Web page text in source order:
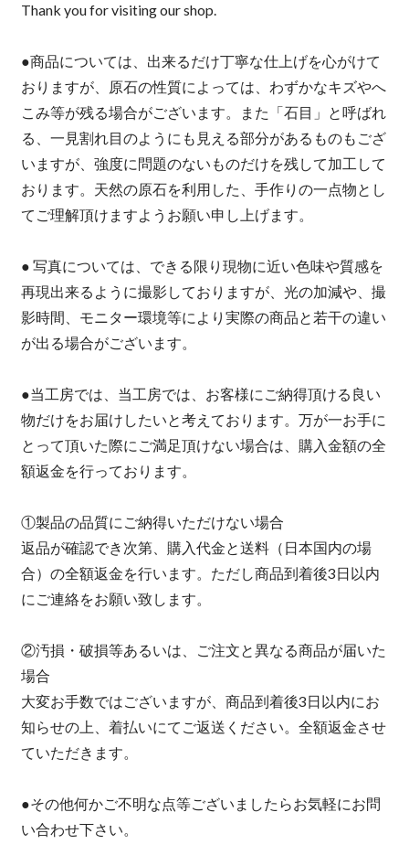
Thank you for visiting our shop.
●商品については、出来るだけ丁寧な仕上げを心がけて
おりますが、原石の性質によっては、わずかなキズやへ
こみ等が残る場合がございます。また「石目」と呼ばれ
る、一見割れ目のようにも見える部分があるものもござ
いますが、強度に問題のないものだけを残して加工して
おります。天然の原石を利用した、手作りの一点物とし
てご理解頂けますようお願い申し上げます。
● 写真については、できる限り現物に近い色味や質感を
再現出来るように撮影しておりますが、光の加減や、撮
影時間、モニター環境等により実際の商品と若干の違い
が出る場合がございます。
●当工房では、当工房では、お客様にご納得頂ける良い
物だけをお届けしたいと考えております。万が一お手に
とって頂いた際にご満足頂けない場合は、購入金額の全
額返金を行っております。
①製品の品質にご納得いただけない場合
返品が確認でき次第、購入代金と送料（日本国内の場
合）の全額返金を行います。ただし商品到着後3日以内
にご連絡をお願い致します。
②汚損・破損等あるいは、ご注文と異なる商品が届いた
場合
大変お手数ではございますが、商品到着後3日以内にお
知らせの上、着払いにてご返送ください。全額返金させ
ていただきます。
●その他何かご不明な点等ございましたらお気軽にお問
い合わせ下さい。